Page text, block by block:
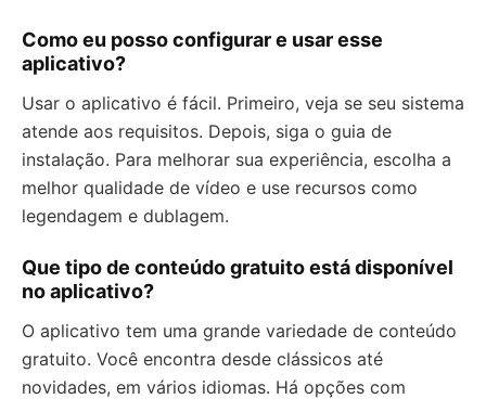
Como eu posso configurar e usar esse
aplicativo?
Usar o aplicativo é fácil. Primeiro, veja se seu sistema
atende aos requisitos. Depois, siga o guia de
instalação. Para melhorar sua experiência, escolha a
melhor qualidade de vídeo e use recursos como
legendagem e dublagem.
Que tipo de conteúdo gratuito está disponível
no aplicativo?
O aplicativo tem uma grande variedade de conteúdo
gratuito. Você encontra desde clássicos até
novidades, em vários idiomas. Há opções com